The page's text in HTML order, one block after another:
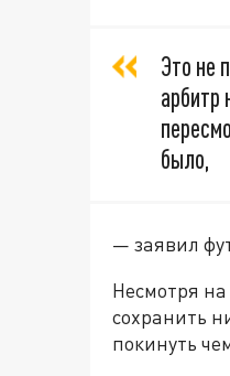
Это не
арбитр
было,
— заявил
Несмотря на
сохранить
покинуть